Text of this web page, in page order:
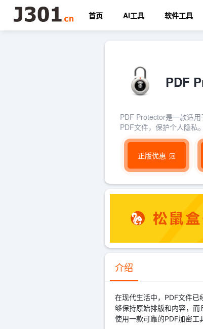
首页 AI工具 软件工具
PDF
PDF Protector是一款适
PDF文件，保护个人隐私。
正版优惠
介绍
在现代生活中，PDF文件
够保持原始排版和内容，而
使用一款可靠的PDF加密工